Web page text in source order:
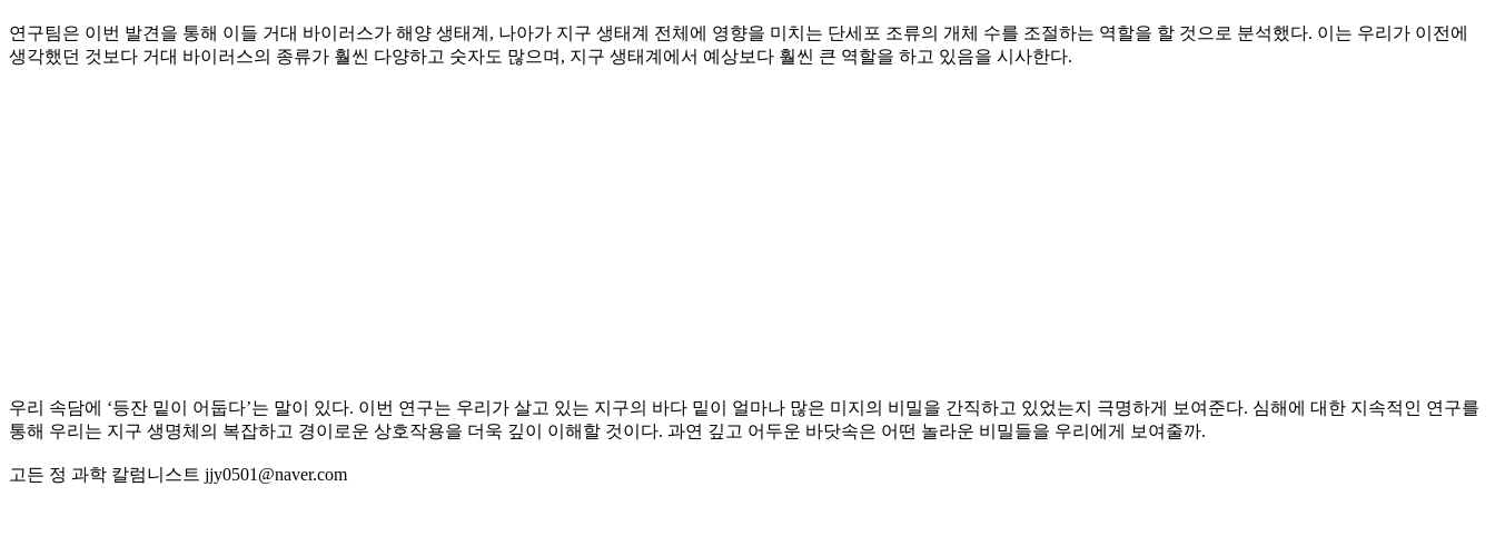
연구팀은 이번 발견을 통해 이들 거대 바이러스가 해양 생태계, 나아가 지구 생태계 전체에 영향을 미치는 단세포 조류의 개체 수를 조절하는 역할을 할 것으로 분석했다. 이는 우리가 이전에
생각했던 것보다 거대 바이러스의 종류가 훨씬 다양하고 숫자도 많으며, 지구 생태계에서 예상보다 훨씬 큰 역할을 하고 있음을 시사한다.
우리 속담에 ‘등잔 밑이 어둡다’는 말이 있다. 이번 연구는 우리가 살고 있는 지구의 바다 밑이 얼마나 많은 미지의 비밀을 간직하고 있었는지 극명하게 보여준다. 심해에 대한 지속적인 연구를
통해 우리는 지구 생명체의 복잡하고 경이로운 상호작용을 더욱 깊이 이해할 것이다. 과연 깊고 어두운 바닷속은 어떤 놀라운 비밀들을 우리에게 보여줄까.
고든 정 과학 칼럼니스트 jjy0501@naver.com